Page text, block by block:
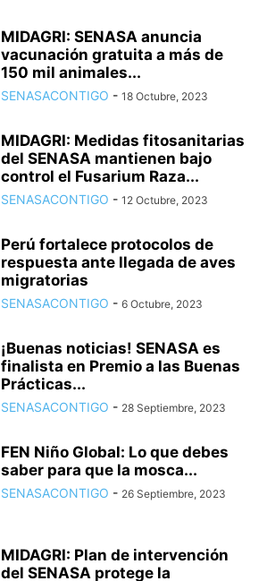
MIDAGRI: SENASA anuncia
vacunación gratuita a más de
150 mil animales...
SENASACONTIGO - 18 Octubre, 2023
MIDAGRI: Medidas fitosanitarias
del SENASA mantienen bajo
control el Fusarium Raza...
SENASACONTIGO - 12 Octubre, 2023
Perú fortalece protocolos de
respuesta ante llegada de aves
migratorias
SENASACONTIGO - 6 Octubre, 2023
¡Buenas noticias! SENASA es
finalista en Premio a las Buenas
Prácticas...
SENASACONTIGO - 28 Septiembre, 2023
FEN Niño Global: Lo que debes
saber para que la mosca...
SENASACONTIGO - 26 Septiembre, 2023
MIDAGRI: Plan de intervención
del SENASA protege la